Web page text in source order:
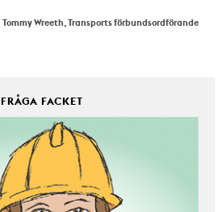
Tommy Wreeth, Transports förbundsordförande
FRÅGA FACKET